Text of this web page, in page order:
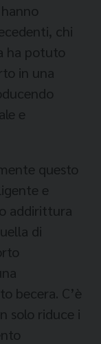
chi
ha potuto
in una
e
questo
e
addirittura
di
becera. C’è
solo riduce i